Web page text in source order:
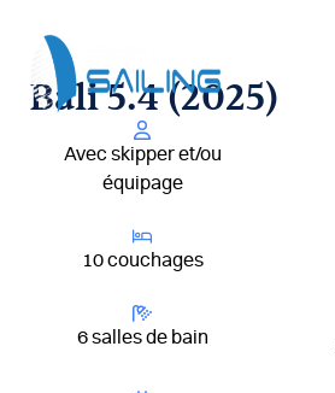
contenu
Bali 5.4 (2025)
Avec skipper et/ou
équipage
10 couchages
6 salles de bain